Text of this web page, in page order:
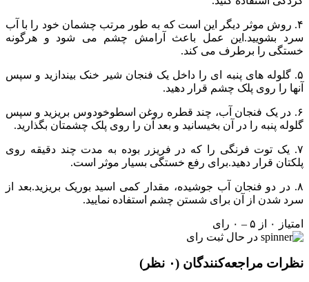
۴. روش موثر دیگر این است که به طور مرتب چشمان خود را با آب
سرد بشویید.این عمل باعث آرامش چشم می شود و هرگونه
خستگی را برطرف می کند.
۵. گلوله های پنبه ای را داخل یک فنجان شیر خنک بیندازید و سپس
آنها را روی پلک چشم قرار دهید.
۶. در یک فنجان آب، چند قطره روغن اسطوخودوس بریزید و سپس
گلوله پنبه را در آن بخیسانید و بعد آن را روی پلک چشمتان بگذارید.
۷. یک توت فرنگی را که در فریزر بوده به مدت چند دقیقه روی
پلکتان قرار دهید.برای رفع خستگی بسیار موثر است.
۸. در دو فنجان آب جوشیده، مقدار کمی اسید بوریک بریزید.بعد از
سرد شدن از آن برای شستن چشم استفاده نمایید.
امتیاز ۰ از ۵ – ۰ رای
در حال ثبت رای
نظرات مراجعه‌کنندگان (۰ نظر)